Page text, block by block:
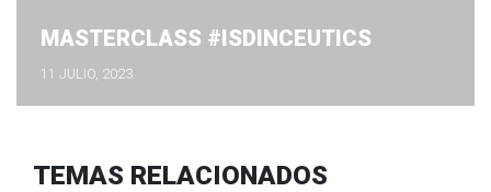
MASTERCLASS #ISDINCEUTICS
11 JULIO, 2023
TEMAS RELACIONADOS